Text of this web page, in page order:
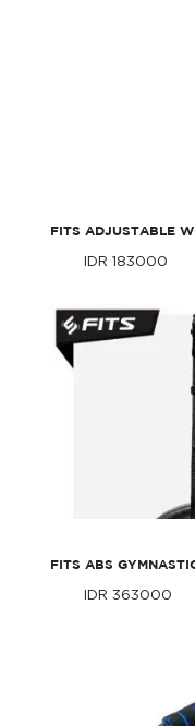
FITS ADJUSTABLE
IDR 183000
FITS
FITS ABS
IDR 363000
FITS ABS
IDR 363000